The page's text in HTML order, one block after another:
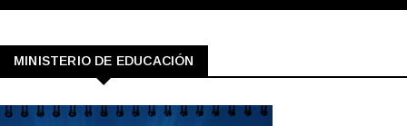
MINISTERIO DE EDUCACIÓN